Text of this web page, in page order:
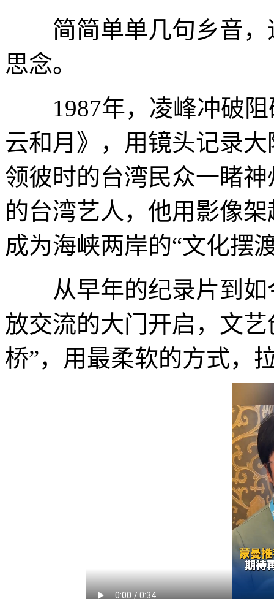
简简单单几句乡音，
思念。
1987年，凌峰冲破阻
云和月》，用镜头记录
领彼时的台湾民众一睹
的台湾艺人，他用影像
成为海峡两岸的“文化摆
从早年的纪录片到如
放交流的大门开启，文
桥”，用最柔软的方式，